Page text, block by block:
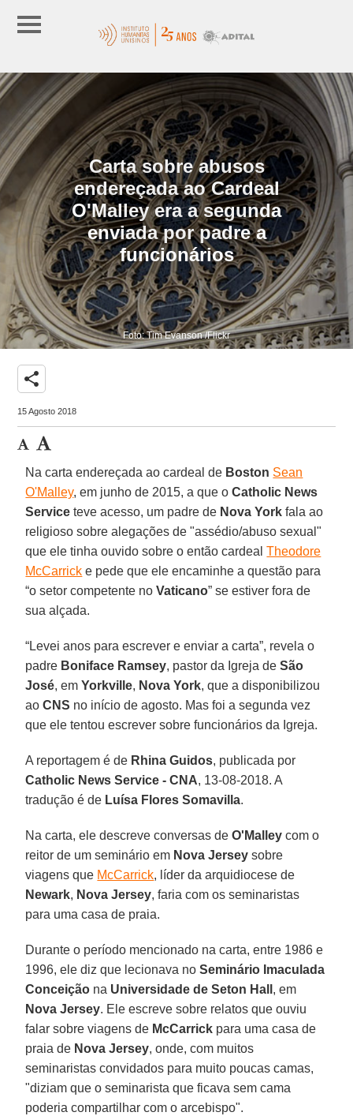
Carta sobre abusos
endereçada ao Cardeal
O'Malley era a segunda
enviada por padre a
funcionários
Foto: Tim Evanson /Flickr
share
15 Agosto 2018
Na carta endereçada ao cardeal de Boston Sean
O'Malley, em junho de 2015, a que oCatholic News
Service teve acesso, um padre de Nova York fala ao
religioso sobre alegações de "assédio/abuso sexual"
que ele tinha ouvido sobre o então cardealTheodore
McCarrick e pede que ele encaminhe a questão para
“o setor competente noVaticano” se estiver fora de
sua alçada.
“Levei anos para escrever e enviar a carta”, revela o
padre Boniface Ramsey, pastor da Igreja deSão
José, emYorkville, Nova York, que a disponibilizou
aoCNS no início de agosto. Mas foi a segunda vez
que ele tentou escrever sobre funcionários da Igreja.
A reportagem é de Rhina Guidos, publicada por
Catholic News Service - CNA, 13-08-2018. A
tradução é de Luísa Flores Somavilla.
Na carta, ele descreve conversas de O'Malley com o
reitor de um seminário em Nova Jersey sobre
viagens que McCarrick, líder da arquidiocese de
Newark, Nova Jersey, faria com os seminaristas
para uma casa de praia.
Durante o período mencionado na carta, entre 1986 e
1996, ele diz que lecionava noSeminário Imaculada
Conceição na Universidade de Seton Hall , em
Nova Jersey. Ele escreve sobre relatos que ouviu
falar sobre viagens de McCarrick para uma casa de
praia de Nova Jersey, onde, com muitos
seminaristas convidados para muito poucas camas,
"diziam que o seminarista que ficava sem cama
poderia compartilhar com o arcebispo".